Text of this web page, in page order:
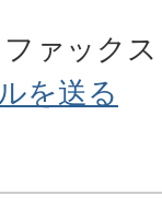
ァック
を送る